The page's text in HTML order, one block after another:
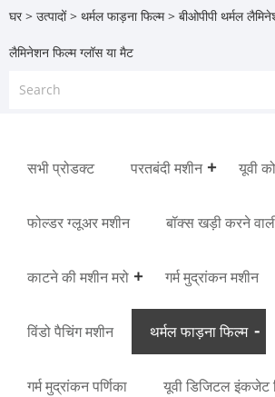
घर > उत्पादों> थर्मल फाड़ना फिल्म> बीओपीपी थर्मल
लैमिनेशन फिल्म ग्लॉस या मैट
सभी प्रोडक्ट परतबंदी मशीन यूवी
फोल्डर ग्लूअर मशीन बॉक्स खड़ी करने
काटने की मशीन मरो गर्म मुद्रांकन मशीन
विंडो पैचिंग मशीन थर्मल फाड़ना फिल्म
गर्म मुद्रांकन पर्णिका यूवी डिजिटल इंकजेट